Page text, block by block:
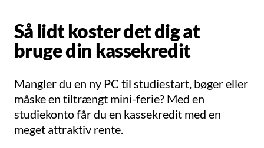
Så lidt koster det dig at
bruge din kassekredit
Mangler du en ny PC til studiestart, bøger eller
måske en tiltrængt mini-ferie? Med en
studiekonto får du en kassekredit med en
meget attraktiv rente.